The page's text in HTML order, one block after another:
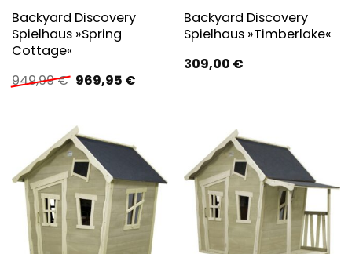
Backyard Discovery
Spielhaus »Spring
Cottage«
949,99€ Ursprünglicher
Preis
969,95 €Aktueller
Backyard Discovery
Spielhaus »Timberlake«
309,00 €